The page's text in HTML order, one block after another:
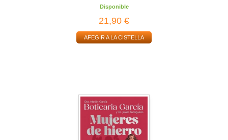
Disponible
21,90 €
AFEGIR A LA CISTELLA